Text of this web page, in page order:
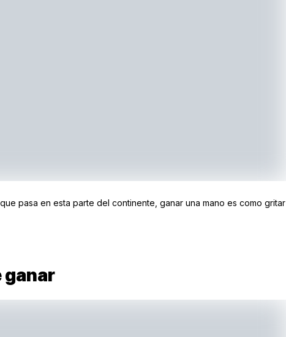
pasa en esta parte del continente, ganar una mano es como gritar
ganar